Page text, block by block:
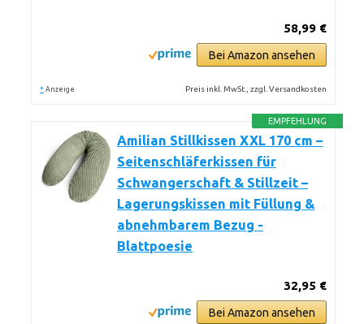
58,99 €
Bei Amazon ansehen
* Anzeige Preis inkl. MwSt., zzgl. Versandkosten
EMPFEHLUNG
Amilian Stillkissen XXL 170 cm –
Seitenschläferkissen für
Schwangerschaft & Stillzeit –
Lagerungskissen mit Füllung &
abnehmbarem Bezug -
Blattpoesie
32,95 €
Bei Amazon ansehen